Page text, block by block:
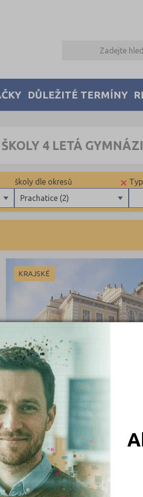
DŮLEŽITÉ TERMÍNY
4 LETÁ
×
Prachatice (2)
školy dle okresů
Blansko (3)
Brno-město (22)
Brno-venkov (4)
Bruntál (3)
Břeclav (4)
Česká Lípa (2)
České Budějovice (9)
Český Krumlov (1)
Děčín (2)
Domažlice (2)
Frýdek-Místek (4)
Havlíčkův Brod (4)
Hodonín (3)
Hradec Králové (5)
Cheb (2)
KRAJSKÉ
Gymnázium, Prachatice, Zlatá
Zlatá stezka 137, 38301
Ředitel: Mgr. Jana Dejmková